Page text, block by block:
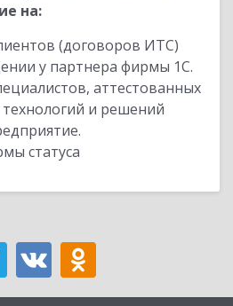
на:
(договоров ИТС)
у партнера фирмы 1С.
аттестованных
и решений
статуса